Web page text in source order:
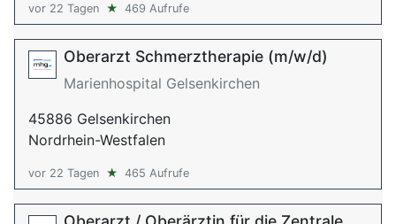
vor 22 Tagen ★ 469 Aufrufe
Oberarzt Schmerztherapie (m/w/d)
Marienhospital Gelsenkirchen
45886 Gelsenkirchen
Nordrhein-Westfalen
vor 22 Tagen ★ 465 Aufrufe